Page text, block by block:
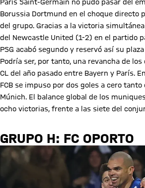
París Saint-Germain no pudo pasar del
Borussia Dortmund en el choque directo
del grupo. Gracias a la victoria
del Newcastle United (1-2) en el partido
PSG acabó segundo y reservó así su
Podría ser, por tanto, una revancha de
CL del año pasado entre Bayern y París.
FCB se impuso por dos goles a cero tanto
Múnich. El balance global de los
ocho victorias, frente a las siete del
GRUPO H: FC OPORTO